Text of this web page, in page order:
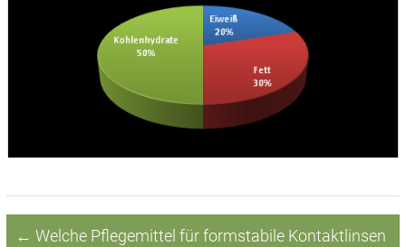
← Welche Pflegemittel für formstabile Kontaktlinsen